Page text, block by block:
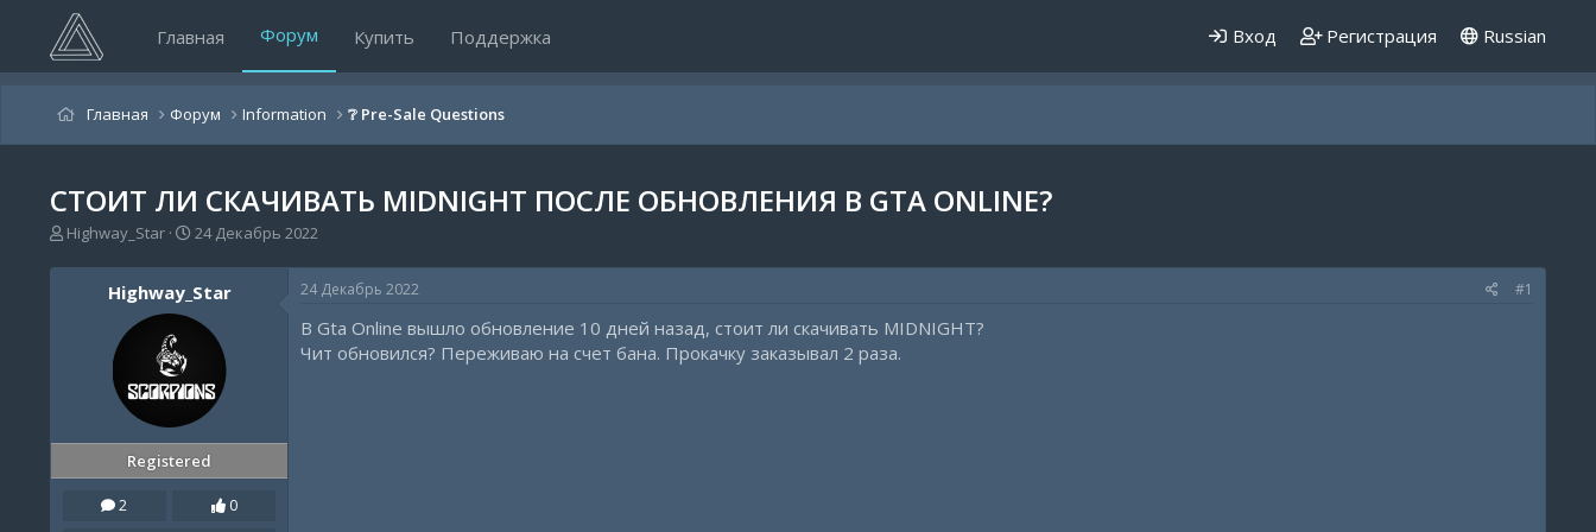
Главная Форум Купить Поддержка Вход Регистрация Russian
Главная Форум Information ❔ Pre-Sale Questions
СТОИТ ЛИ СКАЧИВАТЬ MIDNIGHT ПОСЛЕ ОБНОВЛЕНИЯ В GTA ONLINE?
А
т
Highway_Star
Д
т
а
н
а
л
а
24 Декабрь 2022
Highway_Star
Registered
2
0
24 Декабрь 2022 #1
В Gta Online вышло обновление 10 дней назад, стоит ли скачивать MIDNIGHT?
Чит обновился? Переживаю на счет бана. Прокачку заказывал 2 раза.